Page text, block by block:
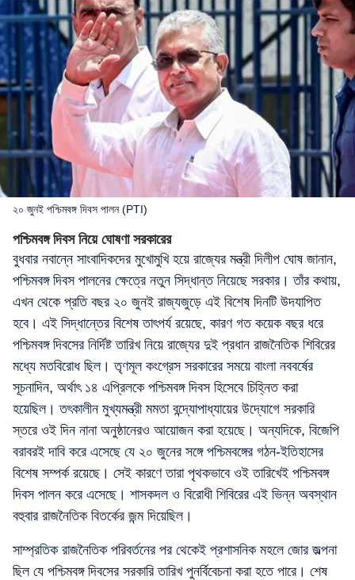
২০ জুনই পশ্চিমবঙ্গ দিবস পালন (PTI)
পশ্চিমবঙ্গ দিবস নিয়ে ঘোষণা সরকারের
বুধবার নবান্নে সাংবাদিকদের মুখোমুখি হয়ে রাজ্যের মন্ত্রী দিলীপ ঘোষ জানান,
পশ্চিমবঙ্গ দিবস পালনের ক্ষেত্রে নতুন সিদ্ধান্ত নিয়েছে সরকার। তাঁর কথায়,
এখন থেকে প্রতি বছর ২০ জুনই রাজ্যজুড়ে এই বিশেষ দিনটি উদযাপিত
হবে। এই সিদ্ধান্তের বিশেষ তাৎপর্য রয়েছে, কারণ গত কয়েক বছর ধরে
পশ্চিমবঙ্গ দিবসের নির্দিষ্ট তারিখ নিয়ে রাজ্যের দুই প্রধান রাজনৈতিক শিবিরের
মধ্যে মতবিরোধ ছিল। তৃণমূল কংগ্রেস সরকারের সময়ে বাংলা নববর্ষের
সূচনাদিন, অর্থাৎ ১৪ এপ্রিলকে পশ্চিমবঙ্গ দিবস হিসেবে চিহ্নিত করা
হয়েছিল। তৎকালীন মুখ্যমন্ত্রী মমতা বন্দ্যোপাধ্যায়ের উদ্যোগে সরকারি
স্তরে ওই দিন নানা অনুষ্ঠানেরও আয়োজন করা হয়েছে। অন্যদিকে, বিজেপি
বরাবরই দাবি করে এসেছে যে ২০ জুনের সঙ্গে পশ্চিমবঙ্গের গঠন-ইতিহাসের
বিশেষ সম্পর্ক রয়েছে। সেই কারণে তারা পৃথকভাবে ওই তারিখেই পশ্চিমবঙ্গ
দিবস পালন করে এসেছে। শাসকদল ও বিরোধী শিবিরের এই ভিন্ন অবস্থান
বহুবার রাজনৈতিক বিতর্কের জন্ম দিয়েছিল।‌
সাম্প্রতিক রাজনৈতিক পরিবর্তনের পর থেকেই প্রশাসনিক মহলে জোর জল্পনা
ছিল যে পশ্চিমবঙ্গ দিবসের সরকারি তারিখ পুনর্বিবেচনা করা হতে পারে। শেষ